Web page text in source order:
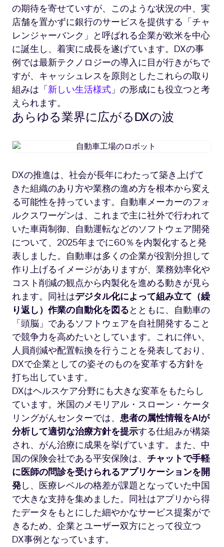
の期待を寄せていすが、このような状況の中、実
店舗を置かずに銀行のサービスを提供する「チャ
レンジャーバンク」と呼ばれる企業が欧米を中心
に誕生し、着実に成長を遂げています。DXの事
例では最新テクノロジーの導入に目が行きがちで
すが、キャッシュレスを原則としたこれらの取り
組みは「新しい生活様式」の形成にも役立つと考
えられます。
あらゆる業界に広がるDXの波
自
工
場
ロ
ボ
ッ
ト
DXの推進は、社会が長年にわたって築き上げて
きた組織のあり方や業務の進め方を根本から変え
る可能性を持っています。自動車メーカーのフォ
ルクスワーゲンは、これまで主に社外で行われて
いた車両制御、自動運転などのソフトウェア開発
について、2025年までに60％を内製化すると発
表しました。自動車は多くの企業が役割分担して
作り上げるイメージがありますが、業務効率化や
コスト削減の観点から内製化を進める動きが見ら
れます。同社はデジタル化によって組み立て（繰
り返し）作業の自動化を図るとともに、自動車の
「頭脳」であるソフトウェアを自社開発すること
で競争力を高めたいとしています。これに伴い、
人員削減や配置転換を行うことを発表しており、
DXで企業としての姿そのものを変革する方針を
打ち出しています。
DXはヘルスケア分野にも大きな変革をもたらし
ています。米国のメモリアル・スローン・ケータ
リングがんセンターでは、患者の属性情報をAIが
分析して適切な治療方針を提示する仕組みが構築
され、がん治療に成果を挙げています。また、中
国の保険会社である平安保険は、 チャットで手軽
に医師の問診を受けられるアプリケーションを開
発し、医療レベルの格差が課題となっていた中国
で大きな支持を集めました。同社はアプリから得
たデータをもとにした細やかなサービス提案がで
きるため、企業とユーザー双方にとって役立つ
DX事例となっています。